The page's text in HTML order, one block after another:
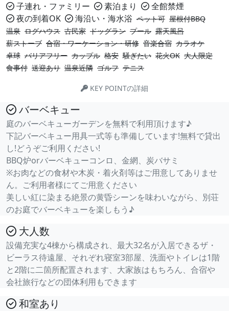
子連れ・ファミリー
素泊まり
全館禁煙
夜の到着OK
海沿い・海水浴 ペット可 屋根付BBQ
温泉 ログハウス 古民家 ドッグラン プール 露天風呂
薪ストーブ 合宿・ワーケーション・研修 音楽合宿 カラオケ
卓球 バリアフリー カップル 格安 騒ぎたい 花火OK 大人限定
食事付 送迎あり 温泉近隣 ゴルフ テニス
KEY POINTの詳細
バーベキュー
庭のバーベキューガーデンを無料で利用頂けます♪
下記バーベキュー用具一式等も準備しています!無料で貸出
し!どうぞご利用ください!
BBQ炉orバーベキューコンロ、金網、炭バサミ
※お肉などの食材や木炭・着火剤等はご用意してありませ
ん。ご利用者様にてご用意ください
美しい紅に染まる絶景の黄昏シーンを味わいながら、別荘
のお庭でバーベキューを楽しもう♪
大人数
設備充実な4棟から構成され、最大32名が入居できるザ・
ビーラス待遠屋、それぞれ寝室3部屋、洗面やトイレは1階
と2階に二箇所配置されます、大家族はもちろん、合宿や
会社旅行などの団体利用もできます
和室あり